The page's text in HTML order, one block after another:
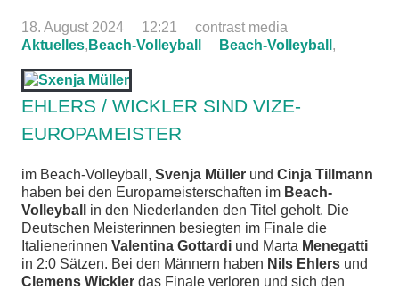
18. August 2024 12:21
contrast media
Aktuelles, Beach-Volleyball Beach-Volleyball ,
EHLERS / WICKLER SIND VIZE-
EUROPAMEISTER
im Beach-Volleyball, Svenja Müller und Cinja Tillmann
haben bei den Europameisterschaften im Beach-
Volleyball
in den Niederlanden den Titel geholt. Die
Deutschen Meisterinnen besiegten im Finale die
Italienerinnen Valentina Gottardi und Marta Menegatti
in 2:0 Sätzen. Bei den Männern haben Nils Ehlers und
Clemens Wickler das Finale verloren und sich den